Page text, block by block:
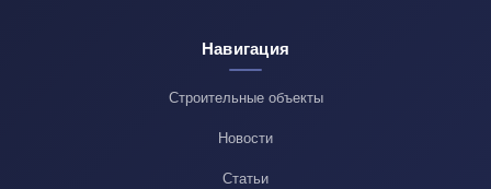
Навигация
Строительные объекты
Новости
Статьи